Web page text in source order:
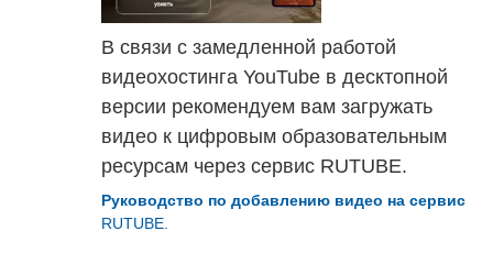
В связи с замедленной работой
видеохостинга YouTube в десктопной
версии рекомендуем вам загружать
видео к цифровым образовательным
ресурсам через сервис RUTUBE.
Руководство по добавлению видео на сервис
RUTUBE.